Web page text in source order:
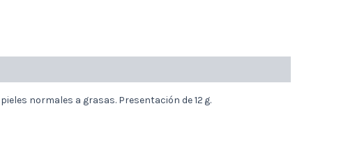
normales a grasas. Presentación de 12 g.